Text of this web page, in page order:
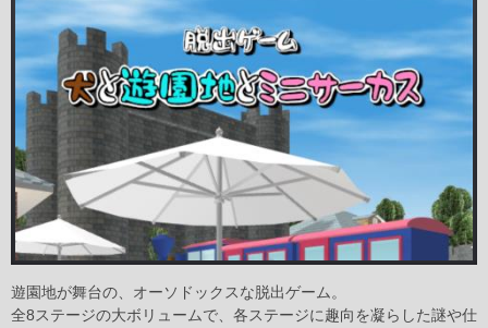
遊園地が舞台の、オーソドックスな脱出ゲーム。
全8ステージの大ボリュームで、各ステージに趣向を凝らした謎や仕